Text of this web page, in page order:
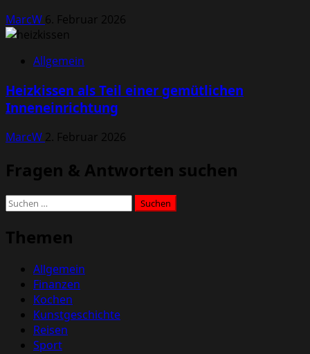
MarcW 6. Februar 2026
Allgemein
Heizkissen als Teil einer gemütlichen
Inneneinrichtung
MarcW 2. Februar 2026
Fragen & Antworten suchen
Suchen
nach:
Themen
Allgemein
Finanzen
Kochen
Kunstgeschichte
Reisen
Sport